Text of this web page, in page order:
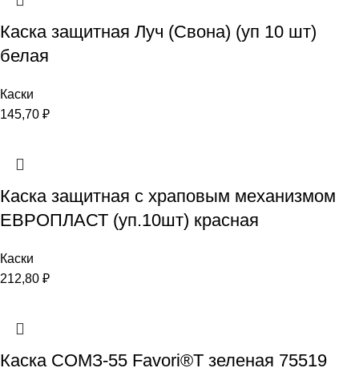
Каска защитная Луч (Свона) (уп 10 шт)
белая
Каски
145,70 ₽
Каска защитная с храповым механизмом
ЕВРОПЛАСТ (уп.10шт) красная
Каски
212,80 ₽
Каска СОМЗ-55 Favori®T зеленая 75519